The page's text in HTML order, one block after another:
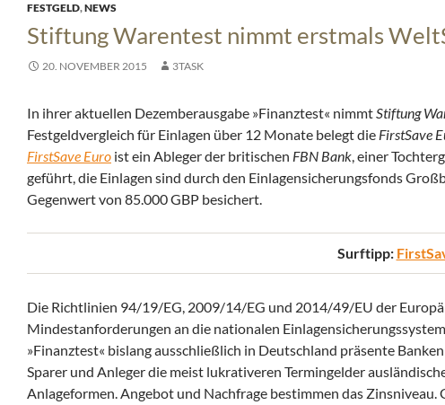
FESTGELD,NEWS
Stiftung Warentest nimmt erstmals
20. NOVEMBER 2015 3TASK
In ihrer aktuellen Dezemberausgabe »Finanztest« nimmtStiftung
Festgeldvergleich für Einlagen über 12 Monate belegt die FirstSave
FirstSave Euro ist ein Ableger der britischen FBN Bank, einer
geführt, die Einlagen sind durch den Einlagensicherungsfonds
Gegenwert von 85.000 GBP besichert.
Surftipp:
Die Richtlinien 94/19/EG, 2009/14/EG und 2014/49/EU der
Mindestanforderungen an die nationalen
»Finanztest« bislang ausschließlich in Deutschland präsente
Sparer und Anleger die meist lukrativeren Termingelder
Anlageformen. Angebot und Nachfrage bestimmen das